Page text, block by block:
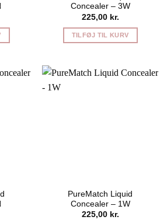
Concealer – 3W
225,00 kr.
TILFØJ TIL KURV
PureMatch Liquid
Concealer – 1W
225,00 kr.